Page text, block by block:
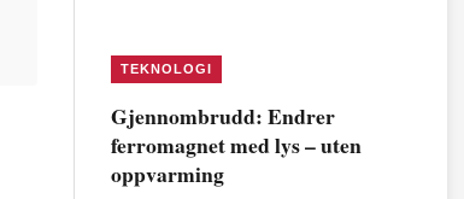
TEKNOLOGI
Gjennombrudd: Endrer
ferromagnet med lys – uten
oppvarming